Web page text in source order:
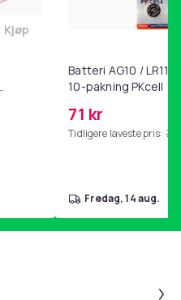
Legg Magetrener, 6-rørs
Kjøp
Batteri AG10 /
10-pakning PKcell
71 kr
Tidligere laveste pris: 76
fredag, 14 aug.